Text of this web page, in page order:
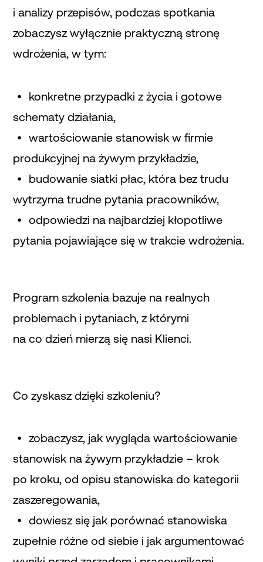
i analizy przepisów, podczas spotkania
zobaczysz wyłącznie praktyczną stronę
wdrożenia, w tym:
konkretne przypadki z życia i gotowe
schematy działania,
wartościowanie stanowisk w firmie
produkcyjnej na żywym przykładzie,
budowanie siatki płac, która bez trudu
wytrzyma trudne pytania pracowników,
odpowiedzi na najbardziej kłopotliwe
pytania pojawiające się w trakcie wdrożenia.
Program szkolenia bazuje na realnych
problemach i pytaniach, z którymi
na co dzień mierzą się nasi Klienci.
Co zyskasz dzięki szkoleniu?
zobaczysz, jak wygląda wartościowanie
stanowisk na żywym przykładzie – krok
po kroku, od opisu stanowiska do kategorii
zaszeregowania,
dowiesz się jak porównać stanowiska
zupełnie różne od siebie i jak argumentować